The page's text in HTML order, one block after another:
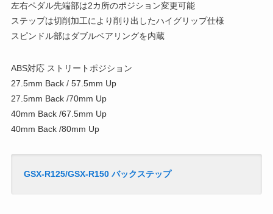
左右ペダル先端部は2カ所のポジション変更可能
ステップは切削加工により削り出したハイグリップ仕様
スピンドル部はダブルベアリングを内蔵
ABS対応 ストリートポジション
27.5mm Back / 57.5mm Up
27.5mm Back /70mm Up
40mm Back /67.5mm Up
40mm Back /80mm Up
GSX-R125/GSX-R150 バックステップ